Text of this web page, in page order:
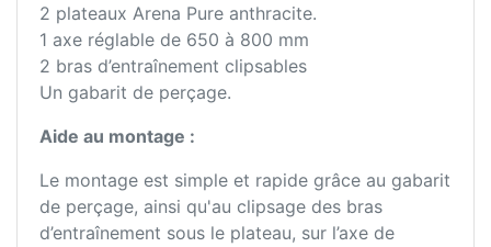
2 plateaux Arena Pure anthracite.
1 axe réglable de 650 à 800 mm
2 bras d’entraînement clipsables
Un gabarit de perçage.
Aide au montage :
Le montage est simple et rapide grâce au gabarit
de perçage, ainsi qu'au clipsage des bras
d’entraînement sous le plateau, sur l’axe de